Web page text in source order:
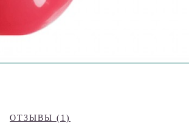
ОТЗЫВЫ (1)